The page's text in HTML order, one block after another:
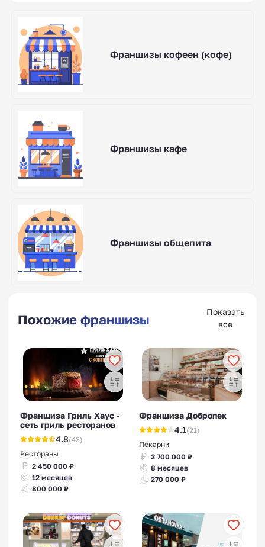
Франшизы кофеен (кофе)
Франшизы кафе
Франшизы общепита
Похожие франшизы
Показать
все
Франшиза Гриль Хаус -
сеть гриль ресторанов
4.8(43)
Рестораны
2 450 000 ₽
12 месяцев
800 000 ₽
Франшиза Добропек
4.1(21)
Пекарни
2 700 000 ₽
8 месяцев
270 000 ₽